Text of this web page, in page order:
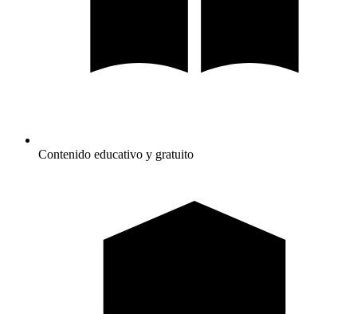
Contenido educativo y gratuito